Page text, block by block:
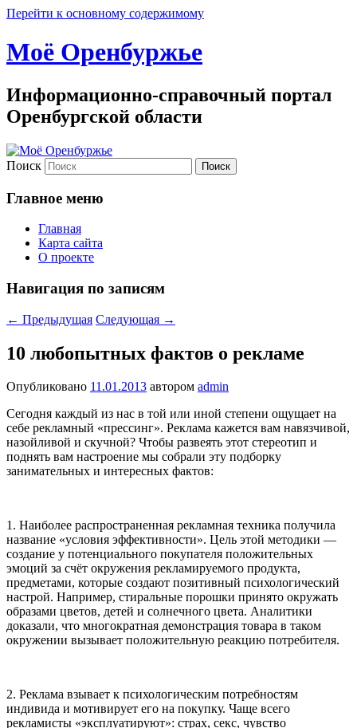
Перейти к основному содержимому
Моё Оренбуржье
Информационно-справочный портал
Оренбургской области
Поиск
Главное меню
Главная
Карта сайта
О проекте
Навигация по записям
← Предыдущая Следующая →
10 любопытных фактов о рекламе
Опубликовано 11.01.2013 автором admin
Сегодня каждый из нас в той или иной степени ощущает на
себе рекламный «прессинг». Реклама кажется вам навязчивой,
назойливой и скучной? Чтобы развеять этот стереотип и
поднять вам настроение мы собрали эту подборку
занимательных и интересных фактов:
1. Наиболее распространенная рекламная техника получила
название «условия эффективности». Цель этой методики —
создание у потенциального покупателя положительных
эмоций за счёт окружения рекламируемого продукта,
предметами, которые создают позитивный психологический
настрой. Например, стиральные порошки принято окружать
образами цветов, детей и солнечного цвета. Аналитики
доказали, что многократная демонстрация товара в таком
окружении вызывает положительную реакцию потребителя.
2. Реклама взывает к психологическим потребностям
индивида и мотивирует его на покупку. Чаще всего
рекламисты «эксплуатируют»: страх, секс, чувство